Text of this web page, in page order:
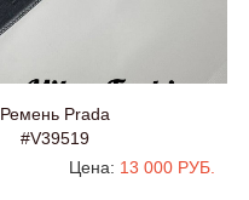
Ремень Prada
#V39519
Цена: 13 000 РУБ.